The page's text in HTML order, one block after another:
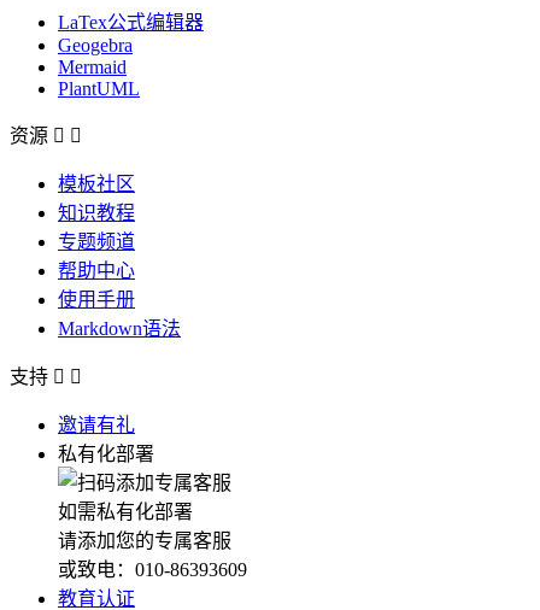
LaTex公式编辑器
Geogebra
Mermaid
PlantUML
资源  
模板社区
知识教程
专题频道
帮助中心
使用手册
Markdown语法
支持  
邀请有礼
私有化部署
如需私有化部署
请添加您的专属客服
或致电：010-86393609
教育认证